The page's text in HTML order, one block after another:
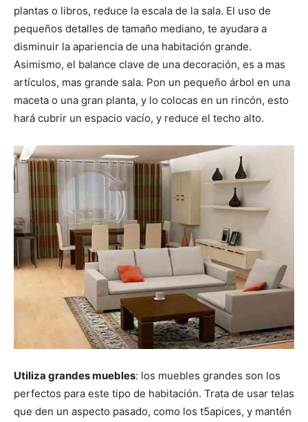
plantas o libros, reduce la escala de la sala. El uso de
pequeños detalles de tamaño mediano, te ayudara a
disminuir la apariencia de una habitación grande.
Asimismo, el balance clave de una decoración, es a mas
artículos, mas grande sala. Pon un pequeño árbol en una
maceta o una gran planta, y lo colocas en un rincón, esto
hará cubrir un espacio vacío, y reduce el techo alto.
Utiliza grandes muebles: los muebles grandes son los
perfectos para este tipo de habitación. Trata de usar telas
que den un aspecto pasado, como los t5apices, y mantén